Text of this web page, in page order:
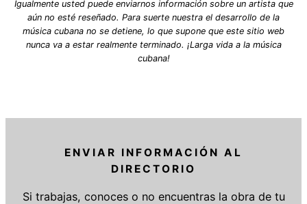
Igualmente usted puede enviarnos información sobre un artista que
aún no esté reseñado. Para suerte nuestra el desarrollo de la
música cubana no se detiene, lo que supone que este sitio web
nunca va a estar realmente terminado. ¡Larga vida a la música
cubana!
ENVIAR INFORMACIÓN AL
DIRECTORIO
Si trabajas, conoces o no encuentras la obra de tu